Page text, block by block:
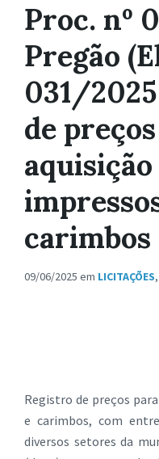
Proc. nº
Pregão
031/
de
aquisição
carimbos
09/06/2025 em LICITAÇÕES,
Registro de preços
e carimbos, com
diversos setores da